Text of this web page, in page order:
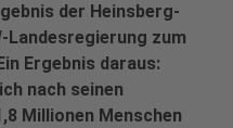
der Heinsberg-
Landesregierung zum
Ergebnis daraus:
nach seinen
Millionen Menschen